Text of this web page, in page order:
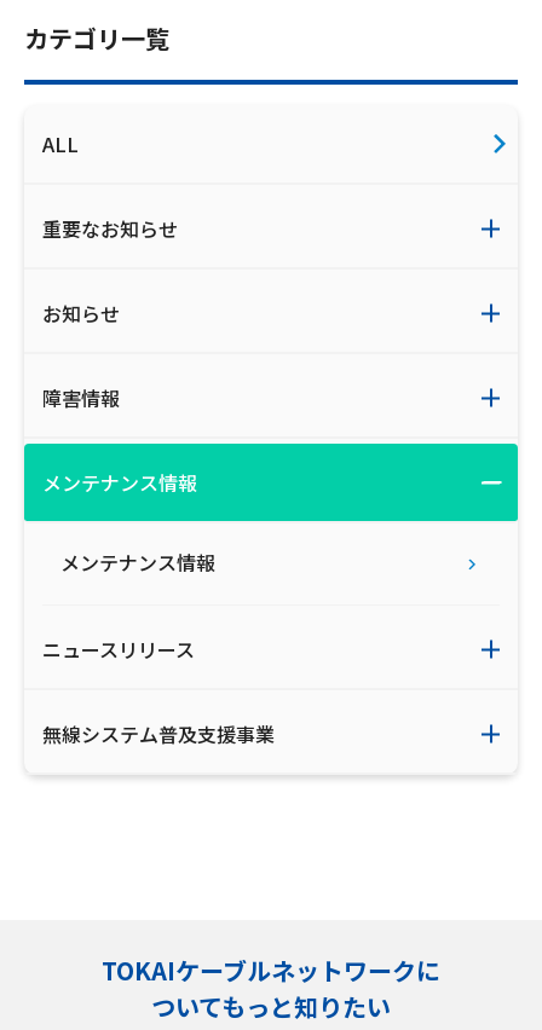
プライバシーポリシー
広告掲載のご案内
カテゴリ一覧
ALL
重要なお知らせ
お知らせ
障害情報
メンテナンス情報
メンテナンス情報
ニュースリリース
無線システム普及支援事業
TOKAIケーブルネットワークに
ついてもっと知りたい